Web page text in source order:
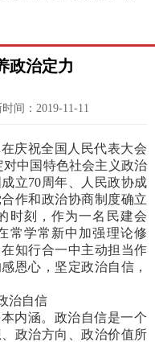
政治定力
间：2019-11-11
庆祝全国人民代表大会
对中国特色社会主义政治
立70周年、人民政协成
作和政治协商制度确立
时刻，作为一名民建会
常学常新中加强理论修
知行合一中主动担当作
恩心，坚定政治自信，
治自信
内涵。政治自信是一个
政治方向、政治价值所